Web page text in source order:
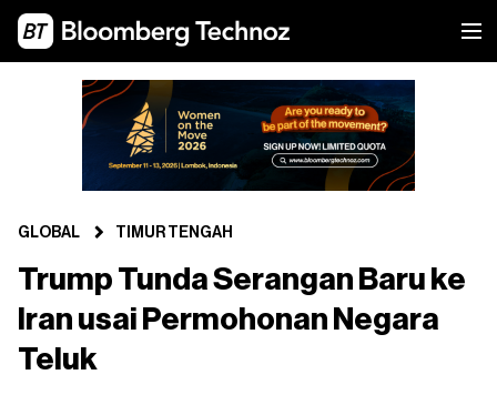
GLOBAL TIMUR TENGAH
Trump Tunda Serangan Baru ke
Iran usai Permohonan Negara
Teluk